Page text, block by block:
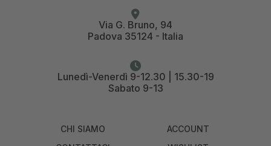
Via G. Bruno, 94
Padova 35124 - Italia
Lunedì-Venerdì 9-12.30 | 15.30-19
Sabato 9-13
CHI SIAMO
ACCOUNT